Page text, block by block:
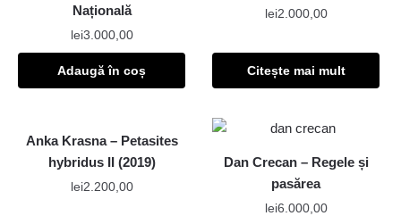
Națională
lei3.000,00
Adaugă în coș
lei2.000,00
Citește mai mult
Anka Krasna – Petasites
hybridus II (2019)
lei2.200,00
Dan Crecan – Regele și
pasărea
lei6.000,00